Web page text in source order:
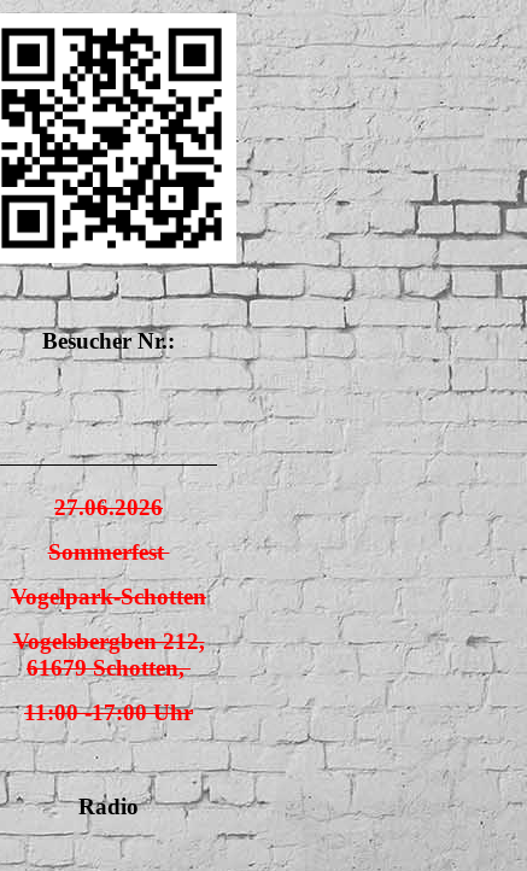
Besucher Nr.:
27.06.2026
Sommerfest
Vogelpark-Schotten
Vogelsbergben 212,
61679 Schotten,
11:00 -17:00 Uhr
Radio